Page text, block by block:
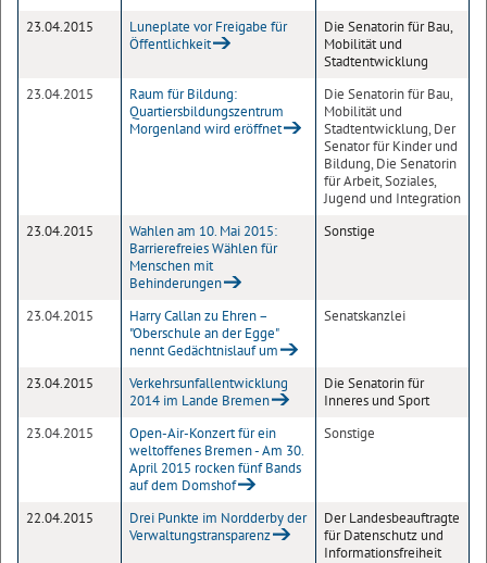
23.04.2015
Luneplate vor Freigabe für
Öffentlichkeit
Die Senatorin für Bau,
Mobilität und
Stadtentwicklung
23.04.2015
Raum für Bildung:
Quartiersbildungszentrum
Morgenland wird eröffnet
Die Senatorin für Bau,
Mobilität und
Stadtentwicklung, Der
Senator für Kinder und
Bildung, Die Senatorin
für Arbeit, Soziales,
Jugend und Integration
23.04.2015
Wahlen am 10. Mai 2015:
Barrierefreies Wählen für
Menschen mit
Behinderungen
Sonstige
23.04.2015
Harry Callan zu Ehren –
"Oberschule an der Egge"
nennt Gedächtnislauf um
Senatskanzlei
23.04.2015
Verkehrsunfallentwicklung
2014 im Lande Bremen
Die Senatorin für
Inneres und Sport
23.04.2015
Open-Air-Konzert für ein
weltoffenes Bremen - Am 30.
April 2015 rocken fünf Bands
auf dem Domshof
Sonstige
22.04.2015
Drei Punkte im Nordderby der
Verwaltungstransparenz
Der Landesbeauftragte
für Datenschutz und
Informationsfreiheit